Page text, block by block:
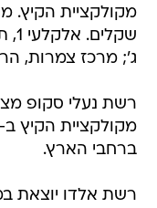
ג'; מרכז צמרות,
רשת נעלי סקופ
ברחבי הארץ.